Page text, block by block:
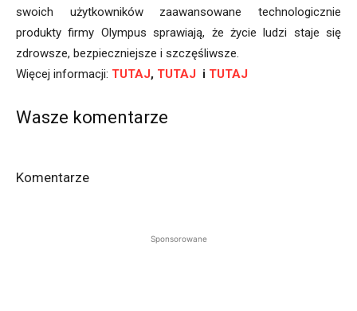
swoich użytkowników zaawansowane technologicznie
produkty firmy Olympus sprawiają, że życie ludzi staje się
zdrowsze, bezpieczniejsze i szczęśliwsze.
Więcej informacji: TUTAJ, TUTAJ i TUTAJ
Wasze komentarze
Komentarze
Sponsorowane